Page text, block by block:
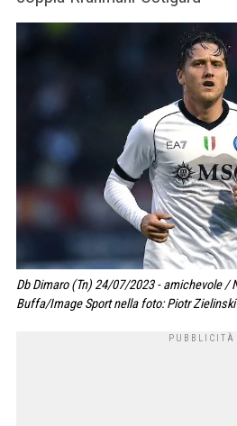
Db Dimaro (Tn) 24/07/2023 - amichevole /
Buffa/Image Sport nella foto: Piotr Zielinski